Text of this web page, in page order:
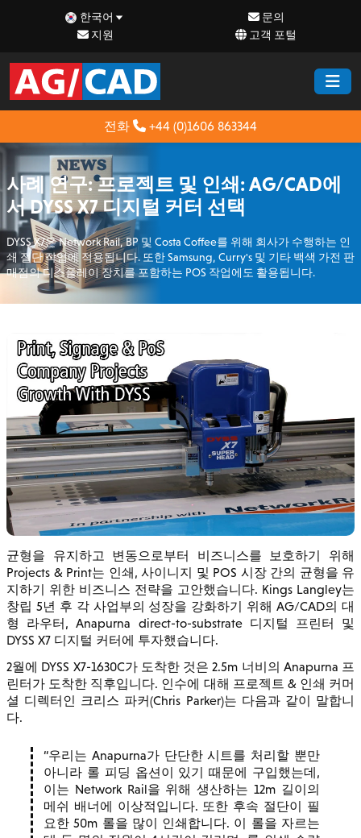
한국어
문의
지원
고객 포털
전화 +44 (0)1606 863344
사례 연구: 프로젝트 및 인쇄: AG/CAD에
서 DYSS X7 디지털 커터 선택
DYSS X7은 Network Rail, BP 및 Costa Coffee를 위해 회사가 수행하는 인
쇄 절단 작업에 적용됩니다. 또한 Samsung, Curry's 및 기타 백색 가전 판
매점의 디스플레이 장치를 포함하는 POS 작업에도 활용됩니다.
균형을 유지하고 변동으로부터 비즈니스를 보호하기 위해
Projects & Print는 인쇄, 사이니지 및 POS 시장 간의 균형을 유
지하기 위한 비즈니스 전략을 고안했습니다. Kings Langley는
창립 5년 후 각 사업부의 성장을 강화하기 위해 AG/CAD의 대
형 라우터, Anapurna direct-to-substrate 디지털 프린터 및
DYSS X7 디지털 커터에 투자했습니다.
2월에 DYSS X7-1630C가 도착한 것은 2.5m 너비의 Anapurna 프
린터가 도착한 직후입니다. 인수에 대해 프로젝트 & 인쇄 커머
셜 디렉터인 크리스 파커(Chris Parker)는 다음과 같이 말합니
다.
우리는 Anapurna가 단단한 시트를 처리할 뿐만
아니라 롤 피딩 옵션이 있기 때문에 구입했는데,
이는 Network Rail을 위해 생산하는 12m 길이의
메쉬 배너에 이상적입니다. 또한 후속 절단이 필
요한 50m 롤을 많이 인쇄합니다. 이 롤을 자르는